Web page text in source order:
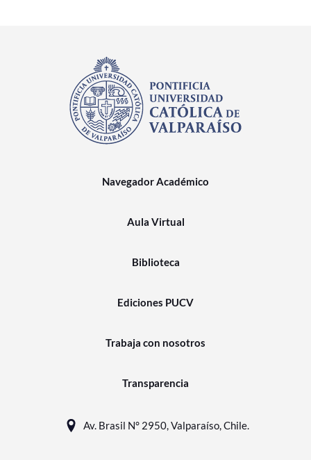
Navegador Académico
Aula Virtual
Biblioteca
Ediciones PUCV
Trabaja con nosotros
Transparencia
Av. Brasil N° 2950, Valparaíso, Chile.